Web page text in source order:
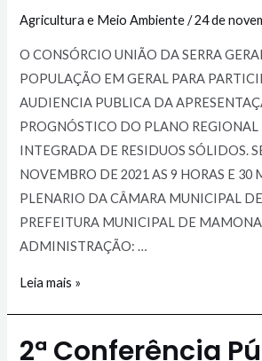
Agricultura e Meio Ambiente/24 de
O CONSÓRCIO UNIÃO DA SERRA
POPULAÇÃO EM GERAL PARA
AUDIENCIA PUBLICA DA
PROGNÓSTICO DO PLANO REGIONAL
INTEGRADA DE RESIDUOS SÓLIDOS.
NOVEMBRO DE 2021 AS 9 HORAS E 30
PLENARIO DA CÂMARA MUNICIPAL
PREFEITURA MUNICIPAL DE
ADMINISTRAÇÃO: …
Leia mais »
2ª Conferência